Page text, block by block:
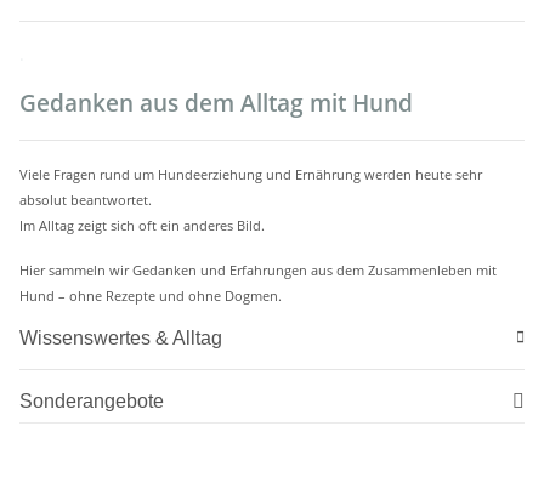
Gedanken aus dem Alltag mit Hund
Viele Fragen rund um Hundeerziehung und Ernährung werden heute sehr
absolut beantwortet.
Im Alltag zeigt sich oft ein anderes Bild.
Hier sammeln wir Gedanken und Erfahrungen aus dem Zusammenleben mit
Hund – ohne Rezepte und ohne Dogmen.
Wissenswertes & Alltag
Sonderangebote